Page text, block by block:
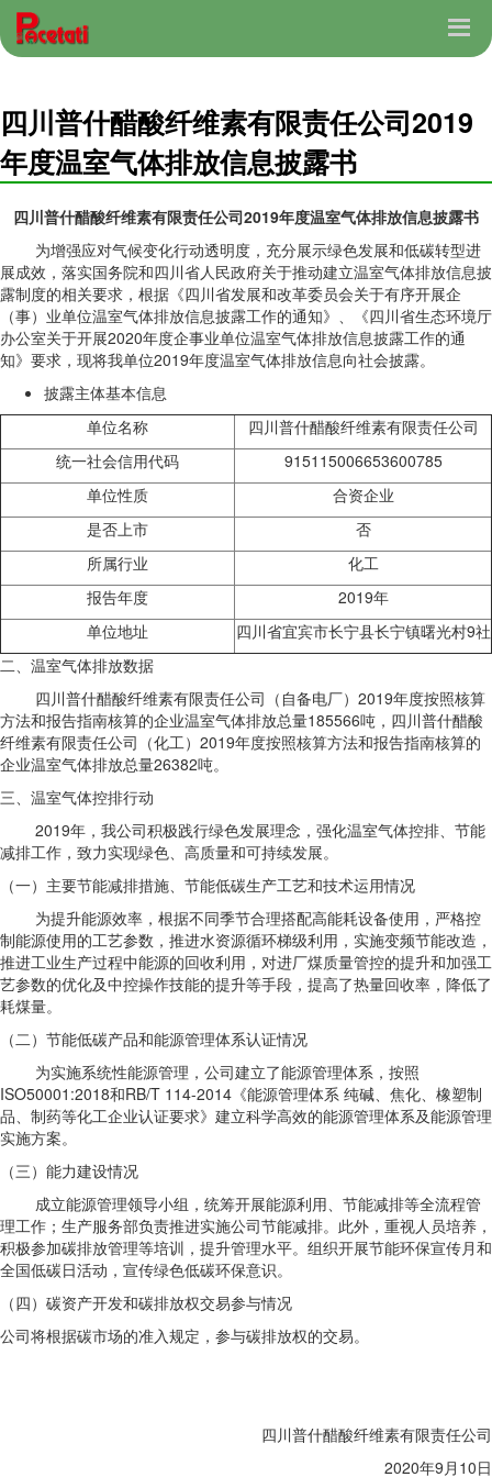
四川普什醋酸纤维素有限责任公司2019
年度温室气体排放信息披露书
四川普什醋酸纤维素有限责任公司2019年度温室气体排放信息披露书
为增强应对气候变化行动透明度，充分展示绿色发展和低碳转型进
展成效，落实国务院和四川省人民政府关于推动建立温室气体排放信息披
露制度的相关要求，根据《四川省发展和改革委员会关于有序开展企
（事）业单位温室气体排放信息披露工作的通知》、《四川省生态环境厅
办公室关于开展2020年度企事业单位温室气体排放信息披露工作的通
知》要求，现将我单位2019年度温室气体排放信息向社会披露。
披露主体基本信息
单位名称
四川普什醋酸纤维素有限责任公司
统一社会信用代码
915115006653600785
单位性质
合资企业
是否上市
否
所属行业
化工
报告年度
2019年
单位地址
四川省宜宾市长宁县长宁镇曙光村9社
二、温室气体排放数据
四川普什醋酸纤维素有限责任公司（自备电厂）2019年度按照核算
方法和报告指南核算的企业温室气体排放总量185566吨，四川普什醋酸
纤维素有限责任公司（化工）2019年度按照核算方法和报告指南核算的
企业温室气体排放总量26382吨。
三、温室气体控排行动
2019年，我公司积极践行绿色发展理念，强化温室气体控排、节能
减排工作，致力实现绿色、高质量和可持续发展。
（一）主要节能减排措施、节能低碳生产工艺和技术运用情况
为提升能源效率，根据不同季节合理搭配高能耗设备使用，严格控
制能源使用的工艺参数，推进水资源循环梯级利用，实施变频节能改造，
推进工业生产过程中能源的回收利用，对进厂煤质量管控的提升和加强工
艺参数的优化及中控操作技能的提升等手段，提高了热量回收率，降低了
耗煤量。
（二）节能低碳产品和能源管理体系认证情况
为实施系统性能源管理，公司建立了能源管理体系，按照
ISO50001:2018和RB/T 114-2014《能源管理体系 纯碱、焦化、橡塑制
品、制药等化工企业认证要求》建立科学高效的能源管理体系及能源管理
实施方案。
（三）能力建设情况
成立能源管理领导小组，统筹开展能源利用、节能减排等全流程管
理工作；生产服务部负责推进实施公司节能减排。此外，重视人员培养，
积极参加碳排放管理等培训，提升管理水平。组织开展节能环保宣传月和
全国低碳日活动，宣传绿色低碳环保意识。
（四）碳资产开发和碳排放权交易参与情况
公司将根据碳市场的准入规定，参与碳排放权的交易。
四川普什醋酸纤维素有限责任公司
2020年9月10日